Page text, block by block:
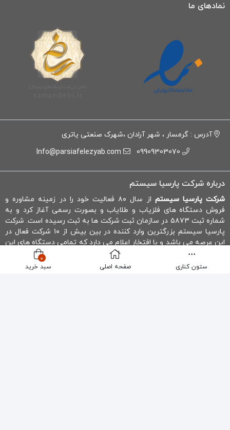
نمادهای ما
آدرس : گرمسار ، شهر آرادان ،شهرک صنعتی یاتری
09909303070
Info@parsiafelezyab.com
درباره شرکت پارسیا سیستم
شرکت پارسیا سیستم
از سال ۸۰ فعالیت خود را در زمینه مشاوره و
فروش دستگاه های فلزیاب و طلایاب و بصورت رسمی آغاز کرد و به
شماره ثبت ۵۸۷۳ در سازمان ثبت شرکت ها به ثبت رسیده است. شرکت
پارسیا سیستم بزرگترین وارد کننده در بین بیش از ۱۰ شرکت فعال در
این عرصه می باشد و با افتخار اعلام می دارد که تمامی دستگاه های این
شرکت با گارانتی و خدمات پس از فروش عرضه میشوند.
ستون کناری صفحه اصلی
0
سبد خرید